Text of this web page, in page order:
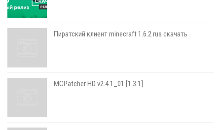
Пиратский клиент minecraft 1.6.2 rus скачать
MCPatcher HD v2.4.1_01 [1.3.1]